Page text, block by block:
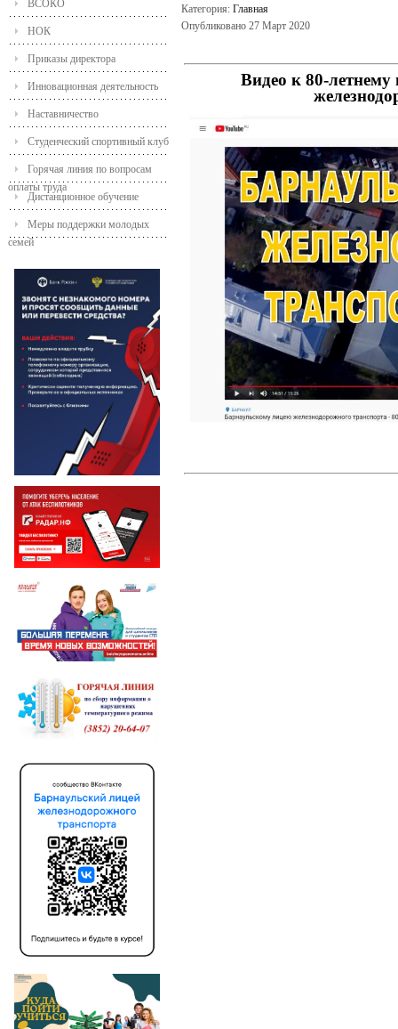
ВСОКО
НОК
Приказы директора
Инновационная деятельность
Наставничество
Студенческий спортивный клуб
Горячая линия по вопросам
оплаты труда
Дистанционное обучение
Меры поддержки молодых
семей
Категория: Главная
Опубликовано 27 Март 2020
Видео к 80-